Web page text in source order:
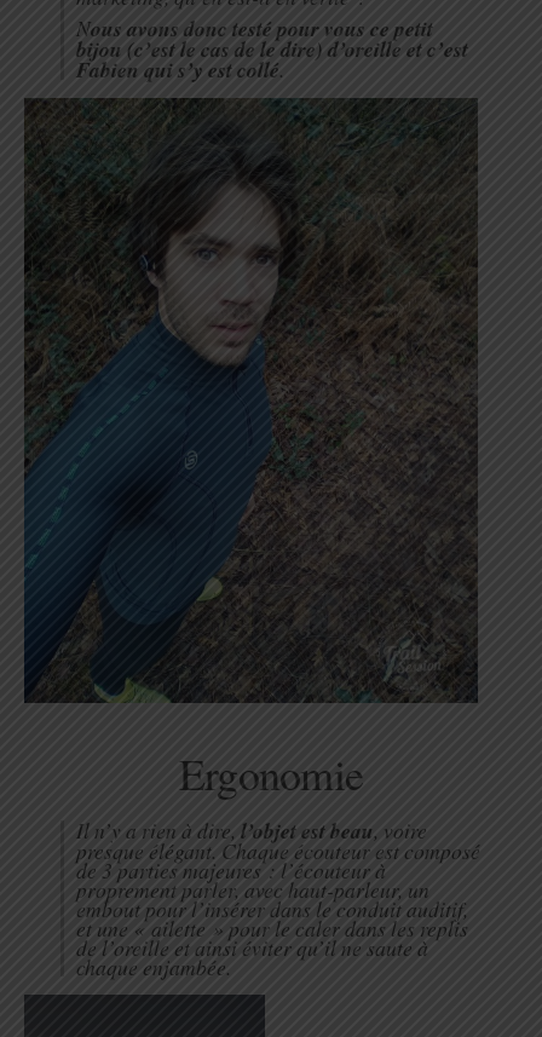
Nous avons donc testé pour vous ce petit
bijou (c’est le cas de le dire) d’oreille et c’est
Fabien qui s’y est collé.
Ergonomie
Il n’y a rien à dire, l’objet est beau, voire
presque élégant. Chaque écouteur est composé
de 3 parties majeures : l’écouteur à
proprement parler, avec haut-parleur, un
embout pour l’insérer dans le conduit auditif,
et une « ailette » pour le caler dans les replis
de l’oreille et ainsi éviter qu’il ne saute à
chaque enjambée.